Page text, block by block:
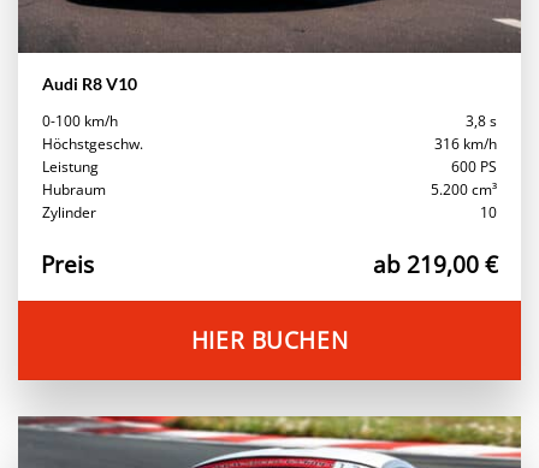
Audi R8 V10
0-100 km/h
Höchstgeschw.
Leistung
Hubraum
Zylinder
3,8 s
316 km/h
600 PS
5.200 cm³
10
Preis ab 219,00 €
HIER BUCHEN